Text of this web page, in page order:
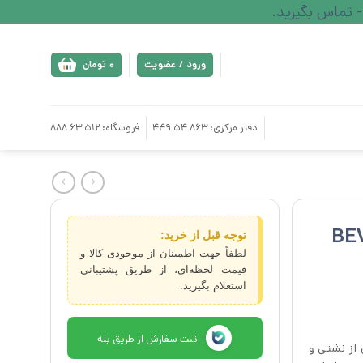
ورود / عضویت 0 تومان
دفتر مرکزی: 863 54 449 فروشگاه: 512 63 888
از نشتی و
توجه قبل از خرید:
لطفاً جهت اطمینان از موجودی کالا و
قیمت لحظه‌ای، از طریق پشتیبانی
استعلام بگیرید.
ثبت سفارش از طریق بله